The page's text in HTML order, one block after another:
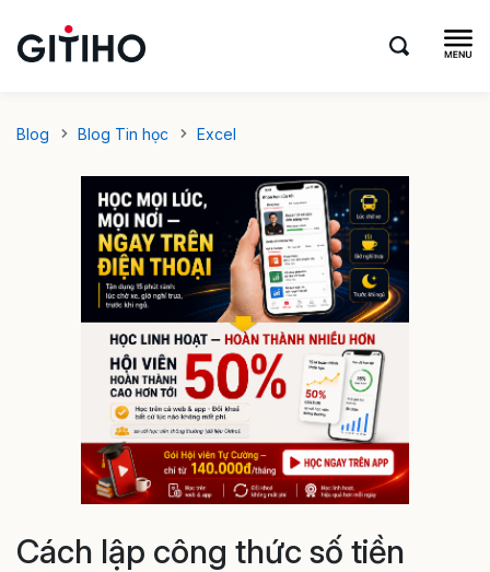
Blog Blog Tin học Excel
Cách lập công thức số tiền